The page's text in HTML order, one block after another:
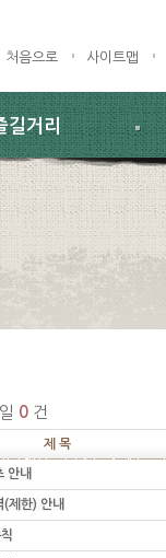
처음으로 사이트맵
길거리
0 건
제 목
안내
(제한) 안내